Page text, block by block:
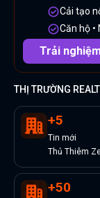
Cải tạo
Căn hộ •
Trải
THỊ TRƯỜNG
+5
Tin mới
Thủ Thiêm
+50